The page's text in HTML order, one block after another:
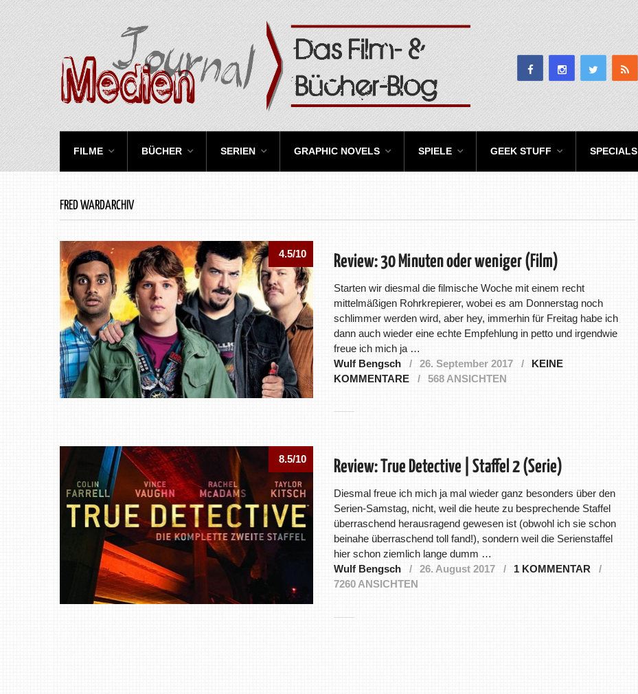
FILME BÜCHER SERIEN GRAPHIC NOVELS SPIELE GEEK STUFF SPECIALS
FRED WARDARCHIV
4.5/10 Review: 30 Minuten oder weniger (Film)
Starten wir diesmal die filmische Woche mit einem recht
mittelmäßigen Rohrkrepierer, wobei es am Donnerstag noch
schlimmer werden wird, aber hey, immerhin für Freitag habe ich
dann auch wieder eine echte Empfehlung in petto und irgendwie
freue ich mich ja …
Wulf Bengsch
26. September 2017
KEINE
KOMMENTARE
568 ANSICHTEN
8.5/10 Review: True Detective | Staffel 2 (Serie)
Diesmal freue ich mich ja mal wieder ganz besonders über den
Serien-Samstag, nicht, weil die heute zu besprechende Staffel
überraschend herausragend gewesen ist (obwohl ich sie schon
beinahe überraschend toll fand!), sondern weil die Serienstaffel
hier schon ziemlich lange dumm …
Wulf Bengsch
26. August 2017
1 KOMMENTAR
7260 ANSICHTEN